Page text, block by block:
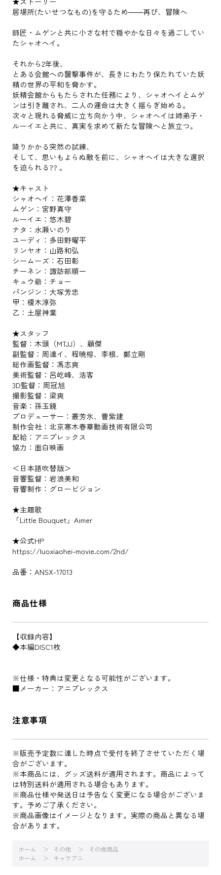
居場所(たいせつなもの)を守るため――再び、冒険へ
師匠・ムゲンと共に小さな村で穏やかな日々を過ごしてい
たシャオヘイ。
それから2年後、
とある会館への襲撃事件が、長きにわたり保たれていた妖
精の世界の平和を脅かす。
妖精会館からもたらされた任務により、シャオヘイとムゲ
ンは引き離され、二人の運命は大きく揺らぎ始める。
次々と現れる脅威に立ち向かう中、シャオヘイは姉弟子・
ルーイエと共に、真実を求めて新たな冒険へと旅立つ。
降りかかる突然の試練、
そして、思いもよらぬ敵を前に、シャオヘイは大きな選択
を迫られる?? 。
★キャスト
シャオヘイ：花澤香菜
ムゲン：宮野真守
ルーイエ：悠木碧
ナタ：水瀬いのり
ユーディ：多田野曜平
リンヤオ：山路和弘
シームーズ：石田彰
チーネン：諏訪部順一
キュウ爺：チョー
パンジン：大塚芳忠
甲：榎木淳弥
乙：土屋神葉
★スタッフ
監督：木頭（MTJJ）、顧傑
副監督：周達イ、程暁榕、李根、鄭立剛
総作画監督：馮志爽
美術監督：呂屹峰、浩客
3D監督：周冠旭
撮影監督：梁爽
音楽：孫玉鏡
プロデューサー：叢芳氷、曹紫建
制作会社：北京寒木春華動画技術有限公司
配給：アニプレックス
協力：面白映画
＜日本語吹替版＞
音響監督：岩浪美和
音響制作：グロービジョン
★主題歌
「Little Bouquet」Aimer
★公式HP
https://luoxiaohei-movie.com/2nd/
品番：ANSX-17013
商品仕様
【収録内容】
◆本編DISC1枚
※仕様・特典は変更となる可能性がございます。
■メーカー：アニプレックス
注意事項
※販売予定数に達した時点で受付を終了させていただく場
合がございます。
※本商品には、グッズ送料が適用されます。商品によって
は特別送料が適用される場合もあります。
※商品仕様や発送日は予告なく変更になる場合がございま
す。予めご了承ください。
※商品画像はイメージとなります。実際の商品と異なる場
合があります。
ホーム その他
その他商品
ホーム
キャラアニ